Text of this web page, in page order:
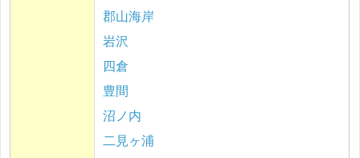
郡山海岸
岩沢
四倉
豊間
沼ノ内
二見ヶ浦